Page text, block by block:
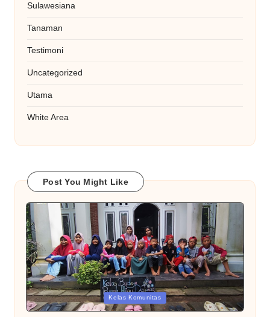
Sulawesiana
Tanaman
Testimoni
Uncategorized
Utama
White Area
Post You Might Like
Posted
in
Kelas Komunitas